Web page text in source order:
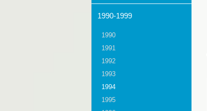
1990-1999
1990
1991
1992
1993
1994
1995